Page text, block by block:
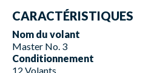
CARACTÉRISTIQUES
Nom du volant
Master No. 3
Conditionnement
12 Volants